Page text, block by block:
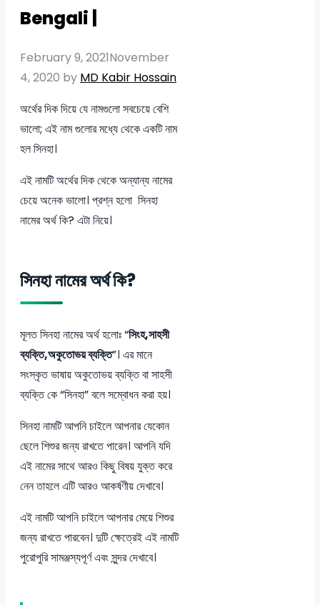
Bengali |
February 9, 2021November
4, 2020 by MD Kabir Hossain
অর্থের দিক দিয়ে যে নামগুলো সবচেয়ে বেশি
ভালো; এই নাম গুলোর মধ্যে থেকে একটি নাম
হল সিনহা।
এই নামটি অর্থের দিক থেকে অন্যান্য নামের
চেয়ে অনেক ভালো। প্রশ্ন হলো সিনহা
নামের অর্থ কি? এটা নিয়ে।
সিনহা নামের অর্থ কি?
মূলত সিনহা নামের অর্থ হলোঃ “সিংহ,সাহসী
ব্যক্তি,অকুতোভয় ব্যক্তি”। এর মানে
সংস্কৃত ভাষায় অকুতোভয় ব্যক্তি বা সাহসী
ব্যক্তি কে “সিনহা” বলে সম্বোধন করা হয়।
সিনহা নামটি আপনি চাইলে আপনার যেকোন
ছেলে শিশুর জন্য রাখতে পারেন। আপনি যদি
এই নামের সাথে আরও কিছু বিষয় যুক্ত করে
নেন তাহলে এটি আরও আকর্ষণীয় দেখাবে।
এই নামটি আপনি চাইলে আপনার মেয়ে শিশুর
জন্য রাখতে পারবেন। দুটি ক্ষেত্রেই এই নামটি
পুরোপুরি সামঞ্জস্যপূর্ণ এবং সুন্দর দেখাবে।